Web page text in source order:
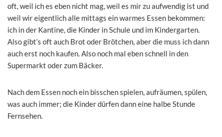
oft, weil ich es eben nicht mag, weil es mir zu aufwendig ist und
weil wir eigentlich alle mittags ein warmes Essen bekommen:
ich in der Kantine, die Kinder in Schule und im Kindergarten.
Also gibt’s oft auch Brot oder Brötchen, aber die muss ich dann
auch erst noch kaufen. Also noch mal eben schnell in den
Supermarkt oder zum Bäcker.
Nach dem Essen noch ein bisschen spielen, aufräumen, spülen,
was auch immer; die Kinder dürfen dann eine halbe Stunde
Fernsehen.